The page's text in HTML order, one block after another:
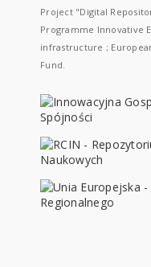
Project "Digital
Programme Innovative
infrastructure ;
Fund.